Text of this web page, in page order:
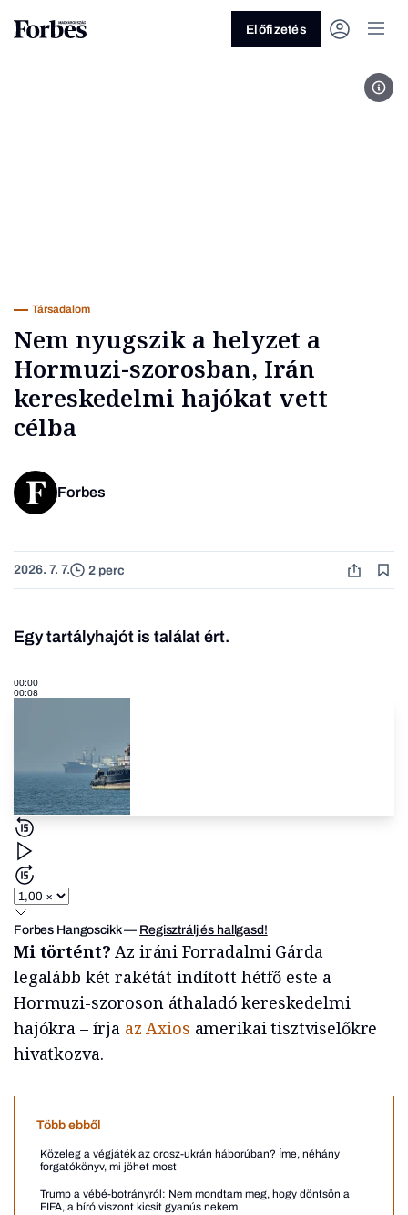
Üzlet
Előfizetés
Társadalom
Nem nyugszik a helyzet a
Hormuzi-szorosban, Irán
kereskedelmi hajókat vett
célba
Forbes
2026. 7. 7. 2 perc
Egy tartályhajót is találat ért.
00:00
00:08
Forbes Hangoscikk— Regisztrálj és hallgasd!
Mi történt? Az iráni Forradalmi Gárda
legalább két rakétát indított hétfő este a
Hormuzi-szoroson áthaladó kereskedelmi
hajókra – írjaaz Axios amerikai tisztviselőkre
hivatkozva.
Több ebből
Közeleg a végjáték az orosz-ukrán háborúban? Íme, néhány
forgatókönyv, mi jöhet most
Trump a vébé-botrányról: Nem mondtam meg, hogy döntsön a
FIFA, a bíró viszont kicsit gyanús nekem